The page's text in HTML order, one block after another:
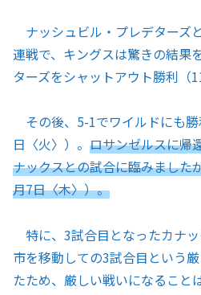
ナッシュビル・プレデターズ
連戦で、キングスは驚きの結果
ターズをシャットアウト勝利（
その後、5-1でワイルドにも
日〈火〉）。 ロサンゼルスに帰
ナックスとの試合に臨みました
月7日〈木〉）。
特に、3試合目となったカナ
市を移動しての3試合目という
たため、厳しい戦いになること